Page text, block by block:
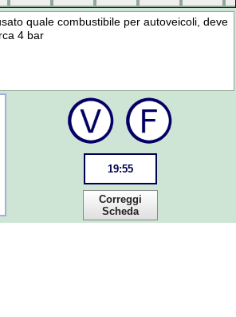
quale combustibile per autoveicoli, deve
4 bar
19:55
Correggi
Scheda